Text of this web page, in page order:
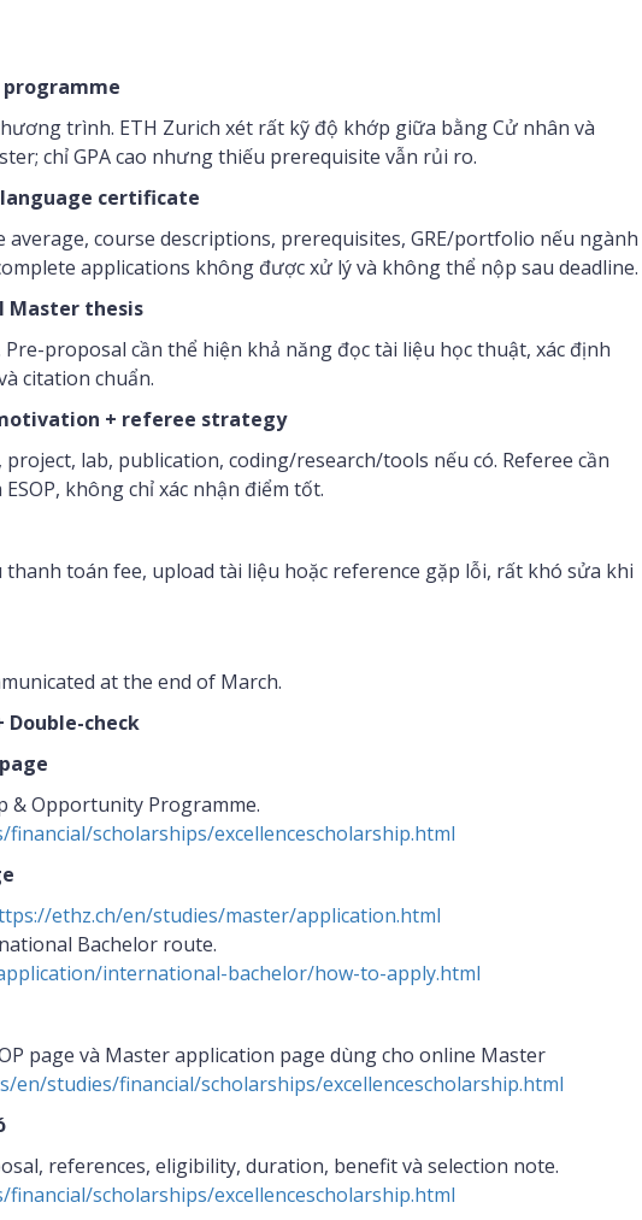
programme
trình. ETH Zurich xét rất kỹ độ khớp giữa bằng Cử nhân và
chỉ GPA cao nhưng thiếu prerequisite vẫn rủi ro.
certificate
average, course descriptions, prerequisites, GRE/portfolio nếu ngành
applications không được xử lý và không thể nộp sau deadline.
Master thesis
proposal cần thể hiện khả năng đọc tài liệu học thuật, xác định
citation chuẩn.
+ referee strategy
lab, publication, coding/research/tools nếu có. Referee cần
không chỉ xác nhận điểm tốt.
toán fee, upload tài liệu hoặc reference gặp lỗi, rất khó sửa khi
at the end of March.
Double-check
& Opportunity Programme.
scholarships/excellencescholarship.html
ethz.ch/en/studies/master/application.html
Bachelor route.
international-bachelor/how-to-apply.html
page và Master application page dùng cho online Master
en/studies/financial/scholarships/excellencescholarship.html
references, eligibility, duration, benefit và selection note.
scholarships/excellencescholarship.html